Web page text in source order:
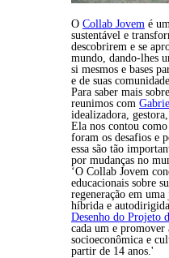
O Collab Jovem é
sustentável e
descobrirem e se
mundo, dando-lhes
si mesmos e bases
e de suas
Para saber mais
reunimos com
idealizadora,
Ela nos contou
foram os desafios e
essa são tão
por mudanças no
‘O Collab Jovem
educacionais sobre
regeneração em
híbrida e
Desenho do Projeto
cada um e promover
socioeconômica e
partir de 14 anos.'